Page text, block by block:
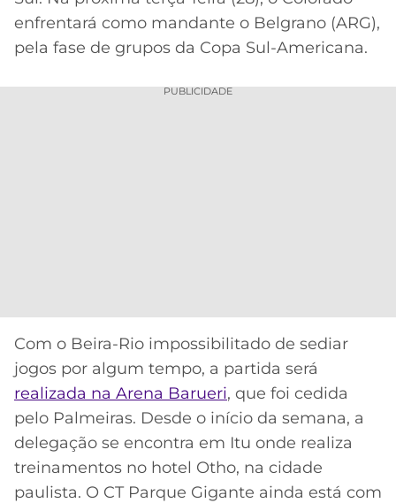
ONLINE
2026
GRÊMIO
ATLÉTICO
LALIGA
enfrentará como mandante o Belgrano (ARG),
pela fase de grupos da Copa Sul-Americana.
PUBLICIDADE
Com o Beira-Rio impossibilitado de sediar
jogos por algum tempo, a partida será
realizada na Arena Barueri, que foi cedida
pelo Palmeiras. Desde o início da semana, a
delegação se encontra em Itu onde realiza
treinamentos no hotel Otho, na cidade
paulista. O CT Parque Gigante ainda está com